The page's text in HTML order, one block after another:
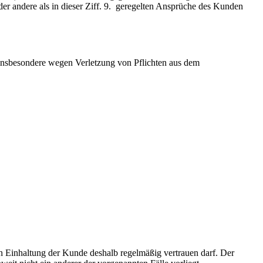
andere als in dieser Ziff. 9. geregelten Ansprüche des Kunden
wegen Verletzung von Pflichten aus dem
der Kunde deshalb regelmäßig vertrauen darf. Der